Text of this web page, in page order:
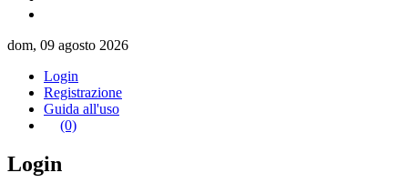
dom, 09 agosto 2026
Login
Registrazione
Guida all'uso
(0)
Login